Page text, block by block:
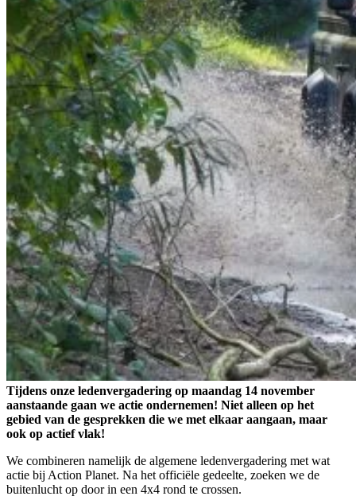
Tijdens onze ledenvergadering op maandag 14 november
aanstaande gaan we actie ondernemen! Niet alleen op het
gebied van de gesprekken die we met elkaar aangaan, maar
ook op actief vlak!
We combineren namelijk de algemene ledenvergadering met wat
actie bij Action Planet. Na het officiële gedeelte, zoeken we de
buitenlucht op door in een 4x4 rond te crossen.